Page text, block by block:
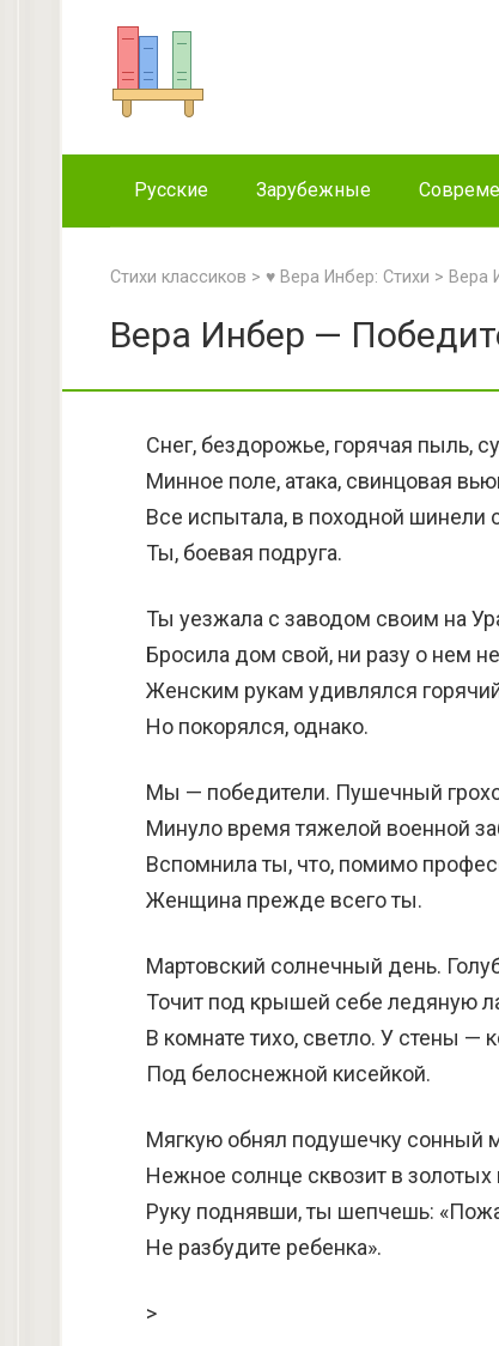
Русские Зарубежные
Стихи классиков > ♥ Вера Инбер: Стихи > Вера
Вера Инбер —
Снег, бездорожье, горячая пыль,
Минное поле, атака, свинцовая
Все испытала, в походной шинели
Ты, боевая подруга.
Ты уезжала с заводом своим на
Бросила дом свой, ни разу о нем
Женским рукам удивлялся
Но покорялся, однако.
Мы — победители. Пушечный
Минуло время тяжелой военной
Вспомнила ты, что, помимо
Женщина прежде всего ты.
Мартовский солнечный день.
Точит под крышей себе ледяную
В комнате тихо, светло. У стены —
Под белоснежной кисейкой.
Мягкую обнял подушечку сонный
Нежное солнце сквозит в золотых
Руку поднявши, ты шепчешь:
Не разбудите ребенка».
>